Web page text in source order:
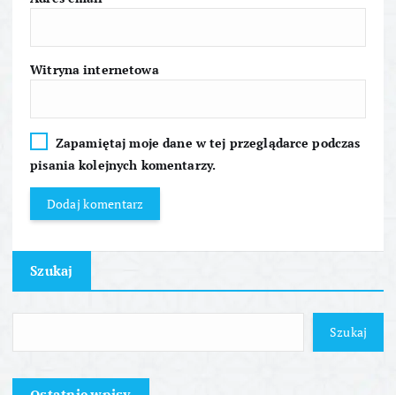
s
u
Witryna internetowa
Zapamiętaj moje dane w tej przeglądarce podczas
pisania kolejnych komentarzy.
Szukaj
Szukaj